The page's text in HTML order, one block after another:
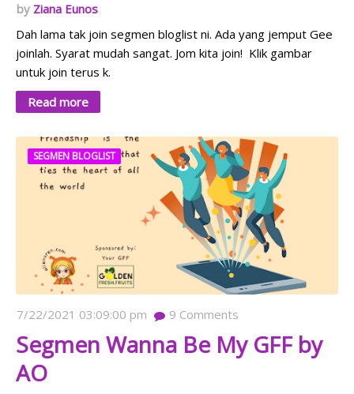
Ziana Eunos
Dah lama tak join segmen bloglist ni. Ada yang jemput Gee
joinlah. Syarat mudah sangat. Jom kita join! Klik gambar
untuk join terus k.
Read more
SEGMEN BLOGLIST
7/22/2021 03:09:00 pm 9 Comments
Segmen Wanna Be My GFF by
AO